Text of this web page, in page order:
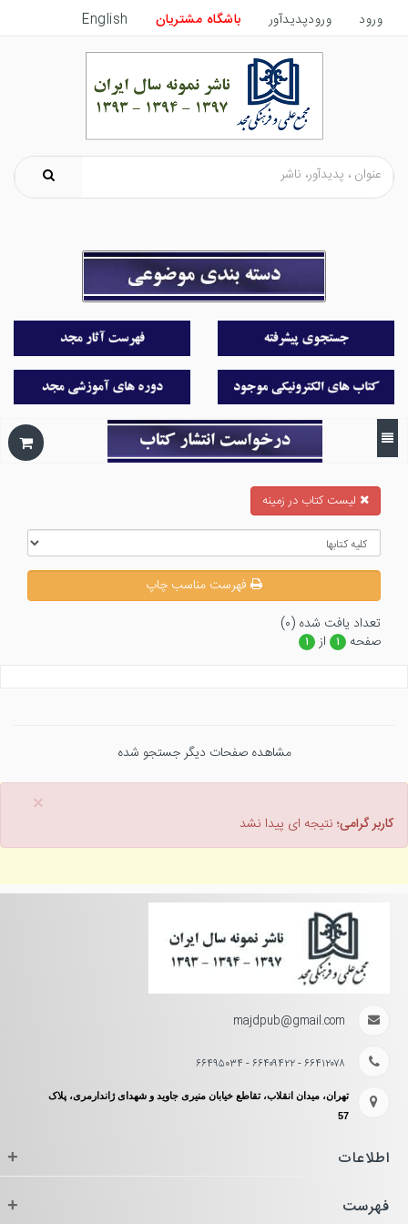
ورود ورودپدیدآور باشگاه مشتریان English
ليست كتاب در زمينه
فهرست مناسب چاپ
تعداد يافت شده (۰)
صفحه
۱ از ۱
مشاهده صفحات دیگر جستجو شده
×
کاربر گرامی؛ نتیجه ای پیدا نشد
majdpub@gmail.com
۶۶۴۱۲۰۷۸ - ۶۶۴۰۹۴۲۲ - ۶۶۴۹۵۰۳۴
تهران، میدان انقلاب، تقاطع خیابان منیری جاوید و شهدای ژاندارمری، پلاک
57
اطلاعات +
فهرست +